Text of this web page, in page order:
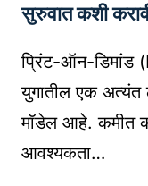
सुरुवात कशी
प्रिंट-ऑन-डिमांड
युगातील एक अत्यंत
मॉडेल आहे. कमीत
आवश्यकता…